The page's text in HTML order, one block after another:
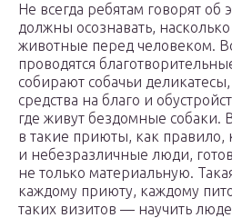
Не всегда ребятам говорят об
должны осознавать,
животные перед человеком.
проводятся
собирают собачьи
средства на благо и
где живут бездомные
в такие приюты, как правило,
и небезразличные люди,
не только материальную.
каждому приюту, каждому
таких визитов — научить